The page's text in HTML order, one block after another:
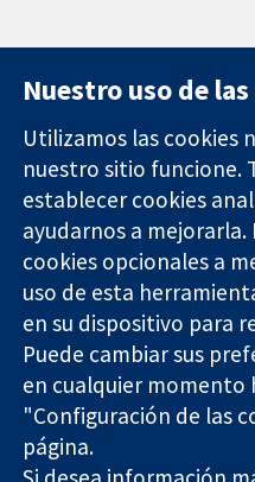
Evidencia fiable.
Decisiones
informadas.
Mejor salud.
11-13
Square
W1G
Reino
The Cochrane Collaboration is
Nuestro uso de
Utilizamos las cookies
nuestro sitio funcione.
establecer cookies
ayudarnos a
cookies opcionales a
uso de esta
en su dispositivo para
Puede cambiar sus
en cualquier momento
"Configuración de las
página.